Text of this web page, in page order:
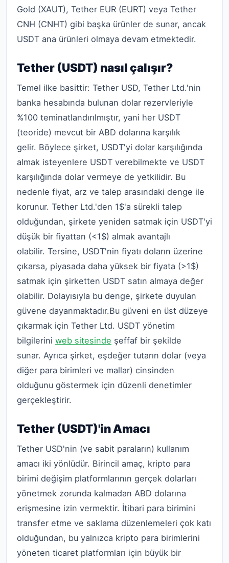
Gold (XAUT), Tether EUR (EURT) veya Tether
CNH (CNHT) gibi başka ürünler de sunar, ancak
USDT ana ürünleri olmaya devam etmektedir.
Tether (USDT) nasıl çalışır?
Temel ilke basittir: Tether USD, Tether Ltd.'nin
banka hesabında bulunan dolar rezervleriyle
%100 teminatlandırılmıştır, yani her USDT
(teoride) mevcut bir ABD dolarına karşılık
gelir. Böylece şirket, USDT'yi dolar karşılığında
almak isteyenlere USDT verebilmekte ve USDT
karşılığında dolar vermeye de yetkilidir. Bu
nedenle fiyat, arz ve talep arasındaki denge ile
korunur. Tether Ltd.'den 1$'a sürekli talep
olduğundan, şirkete yeniden satmak için USDT'yi
düşük bir fiyattan (<1$) almak avantajlı
olabilir. Tersine, USDT'nin fiyatı doların üzerine
çıkarsa, piyasada daha yüksek bir fiyata (>1$)
satmak için şirketten USDT satın almaya değer
olabilir. Dolayısıyla bu denge, şirkete duyulan
güvene dayanmaktadır.Bu güveni en üst düzeye
çıkarmak için Tether Ltd. USDT yönetim
bilgilerini web sitesinde şeffaf bir şekilde
sunar. Ayrıca şirket, eşdeğer tutarın dolar (veya
diğer para birimleri ve mallar) cinsinden
olduğunu göstermek için düzenli denetimler
gerçekleştirir.
Tether (USDT)'in Amacı
Tether USD'nin (ve sabit paraların) kullanım
amacı iki yönlüdür. Birincil amaç, kripto para
birimi değişim platformlarının gerçek dolarları
yönetmek zorunda kalmadan ABD dolarına
erişmesine izin vermektir. İtibari para birimini
transfer etme ve saklama düzenlemeleri çok katı
olduğundan, bu yalnızca kripto para birimlerini
yöneten ticaret platformları için büyük bir